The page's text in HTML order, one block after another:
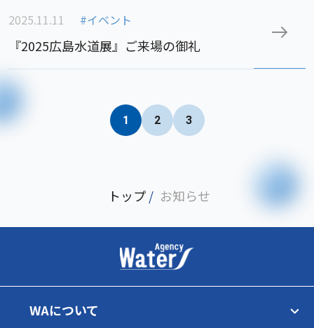
2025.11.11 #イベント
『2025広島水道展』ご来場の御礼
1 2 3
トップ / お知らせ
WAについて